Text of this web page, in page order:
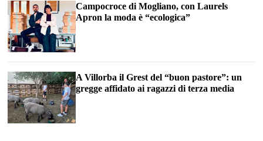
Campocroce di Mogliano, con Laurels
Apron la moda è “ecologica”
A Villorba il Grest del “buon pastore”: un
gregge affidato ai ragazzi di terza media